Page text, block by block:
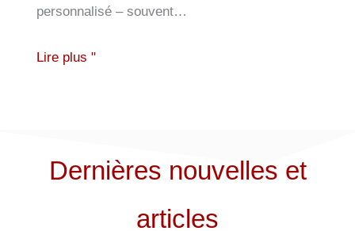
personnalisé – souvent…
Lire plus "
Dernières nouvelles et
articles